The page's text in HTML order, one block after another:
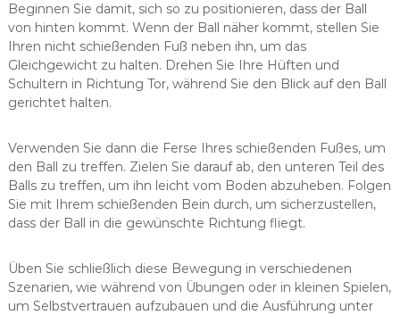
Beginnen Sie damit, sich so zu positionieren, dass der Ball
von hinten kommt. Wenn der Ball näher kommt, stellen Sie
Ihren nicht schießenden Fuß neben ihn, um das
Gleichgewicht zu halten. Drehen Sie Ihre Hüften und
Schultern in Richtung Tor, während Sie den Blick auf den Ball
gerichtet halten.
Verwenden Sie dann die Ferse Ihres schießenden Fußes, um
den Ball zu treffen. Zielen Sie darauf ab, den unteren Teil des
Balls zu treffen, um ihn leicht vom Boden abzuheben. Folgen
Sie mit Ihrem schießenden Bein durch, um sicherzustellen,
dass der Ball in die gewünschte Richtung fliegt.
Üben Sie schließlich diese Bewegung in verschiedenen
Szenarien, wie während von Übungen oder in kleinen Spielen,
um Selbstvertrauen aufzubauen und die Ausführung unter